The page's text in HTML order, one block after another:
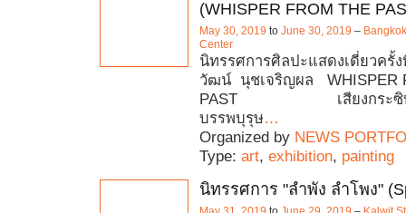
(WHISPER FROM THE
May 30, 2019 to June 30, 2019 –
Center
นิทรรศการศิลปะแสดงเดี่ยวครั้
วัฒน์ นุชเจริญผล WHISPER
PAST เสียงกระซิบ
บรรพบุรุษ…
Organized by NEWS
Type: art, exhibition, painting
นิทรรศการ "ลำพัง ลำโพง"